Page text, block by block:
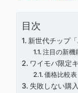
目次
新世代チップ
注目の新機
ワイモバ限定
価格比較表
失敗しない購